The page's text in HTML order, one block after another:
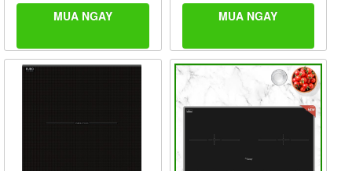
MUA NGAY
MUA NGAY